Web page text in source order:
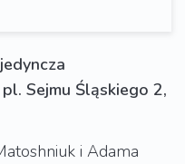
Sejmu Śląskiego 2,
i Adama